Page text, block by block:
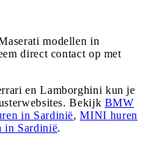
modellen in
direct contact op met
en Lamborghini kun je
Bekijk BMW
in Sardinië,MINI huren
in Sardinië.